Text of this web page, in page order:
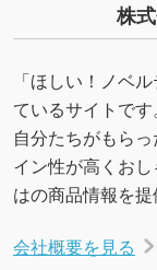
株
「ほしい！ノベ
ているサイトです。
自分たちがもら
イン性が高くお
はの商品情報を提
会社概要を見る